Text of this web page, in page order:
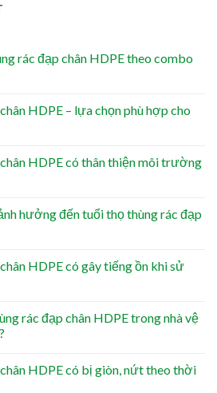
rác đạp chân HDPE theo combo
HDPE – lựa chọn phù hợp cho
HDPE có thân thiện môi trường
hưởng đến tuổi thọ thùng rác đạp
HDPE có gây tiếng ồn khi sử
rác đạp chân HDPE trong nhà vệ
HDPE có bị giòn, nứt theo thời